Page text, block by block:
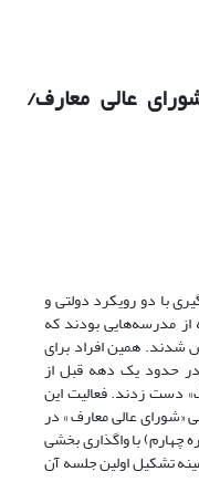
عالی معارف/
با دو رویکرد دولتی و
مدرسه‌هایی بودند که
شدند. همین افراد برای
حدود یک دهه قبل از
دست زدند. فعالیت این
عالی معارف » در
چهارم) با واگذاری بخشی
تشکیل اولین جلسه آن